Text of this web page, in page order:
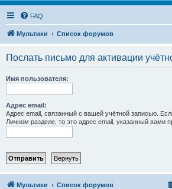
FAQ
Мультики Список форумов
Послать письмо для активации
Имя пользователя:
Адрес email:
Адрес email, связанный с вашей учётной записью.
Личном разделе, то это адрес email, указанный вами
Мультики Список форумов